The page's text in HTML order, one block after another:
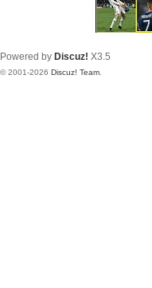
Powered by Discuz! X3.5
© 2001-2026 Discuz! Team